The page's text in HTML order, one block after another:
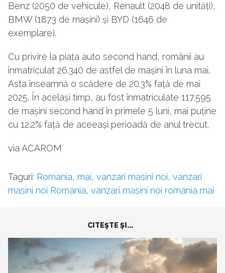
Benz (2050 de vehicule), Renault (2048 de unități),
BMW (1873 de mașini) și BYD (1646 de
exemplare).
Cu privire la piața auto second hand, românii au
înmatriculat 26.340 de astfel de mașini în luna mai.
Asta înseamnă o scădere de 20.3% față de mai
2025. În același timp, au fost înmatriculate 117.595
de mașini second hand în primele 5 luni, mai puține
cu 12.2% față de aceeași perioadă de anul trecut.
via ACAROM
Taguri: Romania, mai, vanzari masini noi, vanzari
masini noi Romania, vanzari masini noi romania mai
CITEŞTE ŞI...